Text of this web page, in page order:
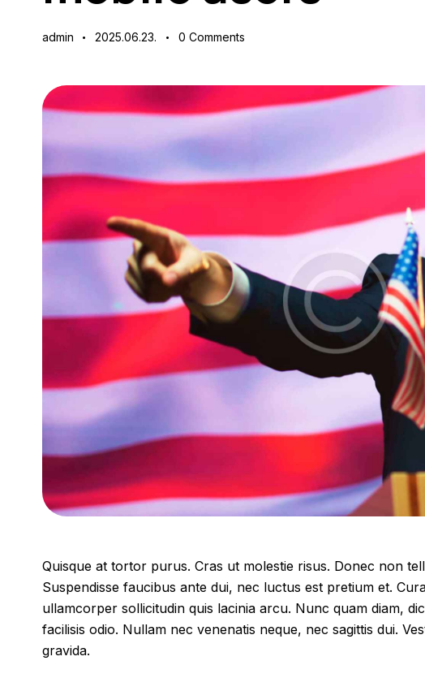
admin 2025.06.23. 0 Comments
Quisque at tortor purus. Cras ut molestie risus. Donec non
Suspendisse faucibus ante dui, nec luctus est pretium et.
ullamcorper sollicitudin quis lacinia arcu. Nunc quam diam,
facilisis odio. Nullam nec venenatis neque, nec sagittis dui.
gravida.